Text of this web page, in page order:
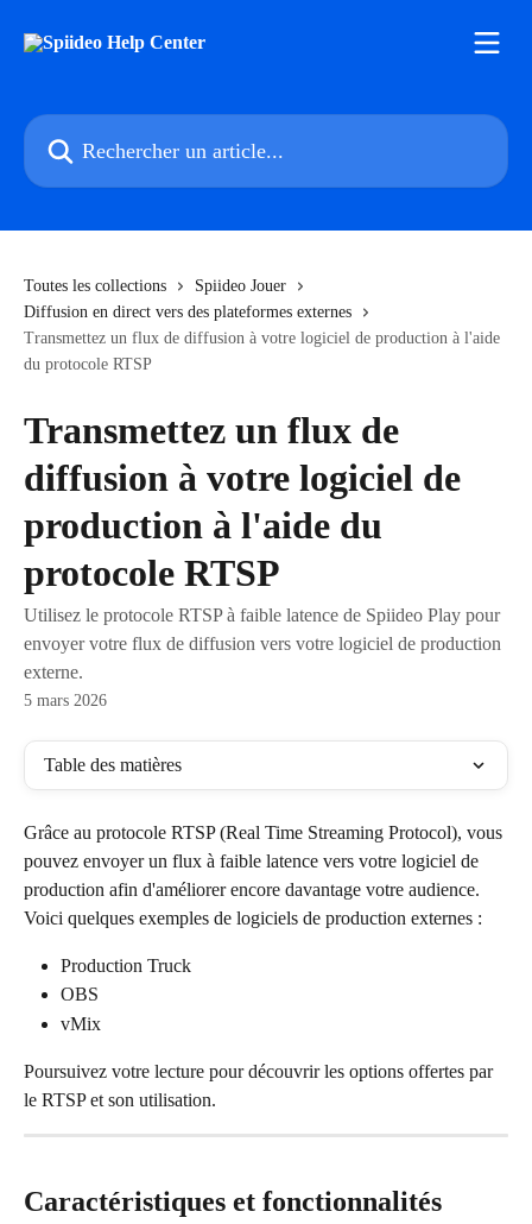
Rechercher un article...
Toutes les collections
Spiideo Jouer
Diffusion en direct vers des plateformes externes
Transmettez un flux de diffusion à votre logiciel de production à l'aide
du protocole RTSP
Transmettez un flux de
diffusion à votre logiciel de
production à l'aide du
protocole RTSP
Utilisez le protocole RTSP à faible latence de Spiideo Play pour
envoyer votre flux de diffusion vers votre logiciel de production
externe.
5 mars 2026
Table des matières
Grâce au protocole RTSP (Real Time Streaming Protocol), vous
pouvez envoyer un flux à faible latence vers votre logiciel de
production afin d'améliorer encore davantage votre audience.
Voici quelques exemples de logiciels de production externes :
Production Truck
OBS
vMix
Poursuivez votre lecture pour découvrir les options offertes par
le RTSP et son utilisation.
Caractéristiques et fonctionnalités